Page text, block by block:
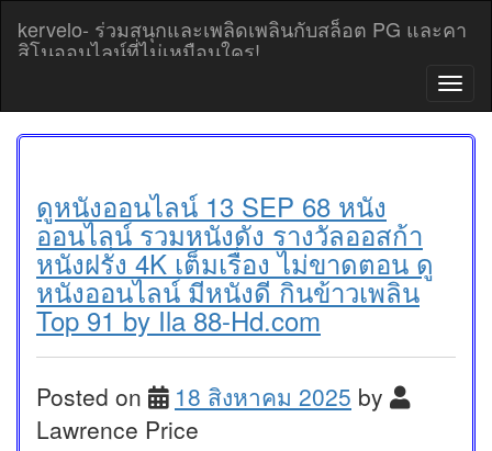
content
kervelo- ร่วมสนุกและเพลิดเพลินกับสล็อต PG และคา
สิโนออนไลน์ที่ไม่เหมือนใคร!
T
o
g
ดูหนังออนไลน์ 13 SEP 68 หนัง
ออนไลน์ รวมหนังดัง รางวัลออสก้า
หนังฝรั่ง 4K เต็มเรื่อง ไม่ขาดตอน ดู
หนังออนไลน์ มีหนังดี กินข้าวเพลิน
Top 91 by Ila 88-Hd.com
Posted on 18 สิงหาคม 2025 by
Lawrence Price